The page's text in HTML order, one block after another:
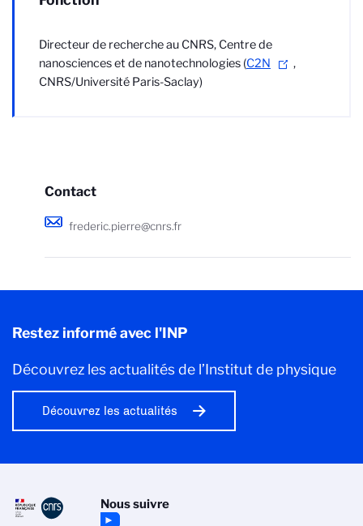
Directeur de recherche au CNRS, Centre de
nanosciences et de nanotechnologies (C2N
,
CNRS/Université Paris-Saclay)
Contact
frederic.pierre@cnrs.fr
Restez informé avec l'INP
Découvrez les actualités de l’Institut de physique
Découvrez les actualités
Nous suivre